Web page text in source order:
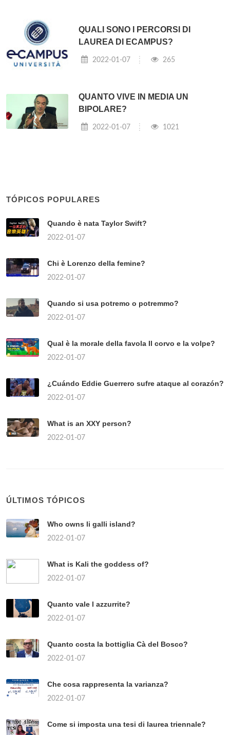
QUALI SONO I PERCORSI DI
LAUREA DI ECAMPUS?
2022-01-07 265
QUANTO VIVE IN MEDIA UN
BIPOLARE?
2022-01-07 1021
TÓPICOS POPULARES
Quando è nata Taylor Swift?
2022-01-07
Chi è Lorenzo della femine?
2022-01-07
Quando si usa potremo o potremmo?
2022-01-07
Qual è la morale della favola Il corvo e la volpe?
2022-01-07
¿Cuándo Eddie Guerrero sufre ataque al corazón?
2022-01-07
What is an XXY person?
2022-01-07
ÚLTIMOS TÓPICOS
Who owns li galli island?
2022-01-07
What is Kali the goddess of?
2022-01-07
Quanto vale l azzurrite?
2022-01-07
Quanto costa la bottiglia Cà del Bosco?
2022-01-07
Che cosa rappresenta la varianza?
2022-01-07
Come si imposta una tesi di laurea triennale?